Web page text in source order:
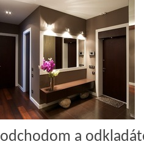
odchodom a